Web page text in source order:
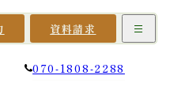
資料請求
070-1808-2288